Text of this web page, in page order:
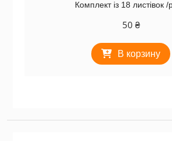
Комплект із 18 листівок
50 ₴
В корзину